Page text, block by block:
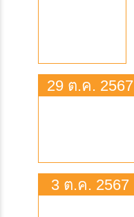
29 ต.ค. 2567
3 ต.ค. 2567